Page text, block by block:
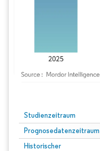
Studienzeitraum
Prognosedatenzeitraum
Historischer